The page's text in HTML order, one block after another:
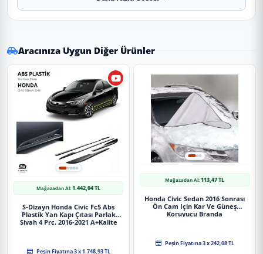
2016 - 2017 - 2018 - 2019 - 2020
modelleriyle tam uyumludur.
✔ Malzeme:Dayanıklı ve uzun ömürlü malzeme.
Uygulama
Aracınızın ölçülerine uygundur. Montaj işlemi el
yatkınlığı gerektirebilir.
Paket İçeriği
Honda Civic Uyumlu Fc5 2016-2020 Vites Konsol Aydınlatma - Mavi
Siparişleriniz darbe emici özel ambalajlarla, kargoda zarar
Aracınıza Uygun Diğer Ürünler
Mağazadan Al:1.442,04 TL
S-Dizayn Honda Civic Fc5 Abs
Plastik Yan Kapı Çıtası Parlak
Siyah 4 Prç. 2016-2021 A+Kalite
Peşin Fiyatına 3 x 1.748,93 TL
Mağazadan Al:113,47 TL
Honda Civic Sedan 2016 Sonrası
Ön Cam Için Kar Ve Güneş
Koruyucu Branda
Peşin Fiyatına 3 x 242,08 TL